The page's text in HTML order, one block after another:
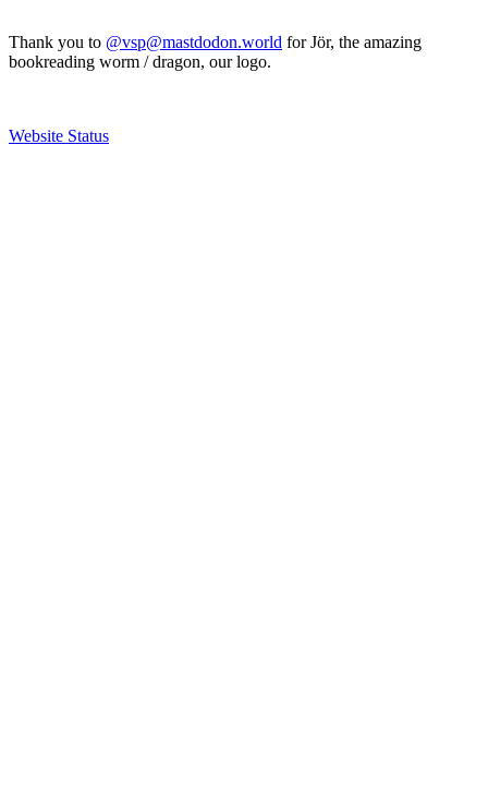
Thank you to @vsp@mastdodon.world for Jör, the amazing
bookreading worm / dragon, our logo.
Website Status